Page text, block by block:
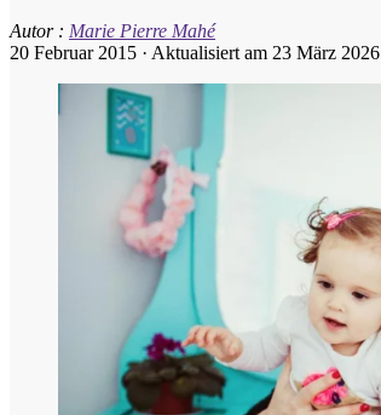
Autor : Marie Pierre Mahé
20 Februar 2015 · Aktualisiert am 23 März 2026